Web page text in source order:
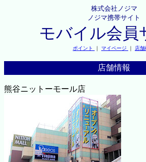
株式会社ノジマ
ノジマ携帯サイト
モバイル会員
ポイント ｜ マイページ ｜ 店
店舗情報
熊谷ニットーモール店